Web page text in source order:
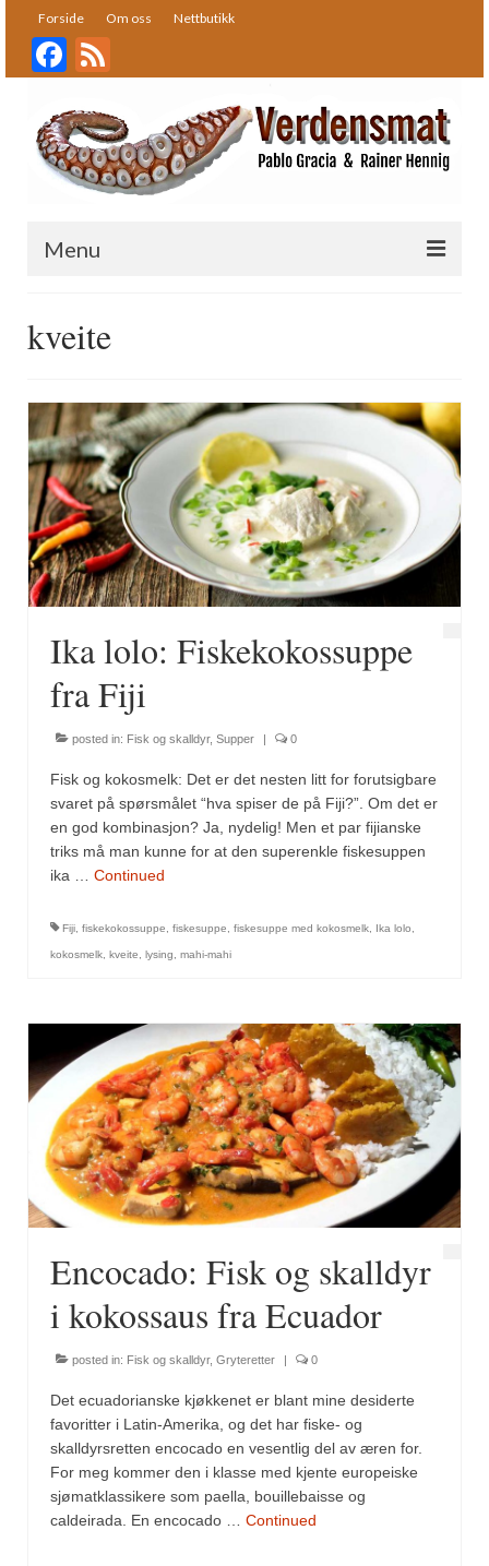
Forside Om oss Nettbutikk
Facebook
Menu
Oppskrifter
Desserter
Fisk og skalldyr
Fugl
Gryteretter
Snacks
Supper
Olivenolje, oppskrifter
Krydder, oppskrifter
Bouquet garni
Cajunkrydder, mildt
Cajunkrydder, sterkt
Estragon
Guindillas
Herbes de Provence
Merian
Mirepoix
Ñora
kveite
Ika lolo: Fiskekokossuppe
fra Fiji
posted in: Fisk og skalldyr, Supper | 0
Fisk og kokosmelk: Det er det nesten litt for forutsigbare
svaret på spørsmålet “hva spiser de på Fiji?”. Om det er
en god kombinasjon? Ja, nydelig! Men et par fijianske
triks må man kunne for at den superenkle fiskesuppen
ika … Continued
Fiji fiskekokossuppe fiskesuppe fiskesuppe med kokosmelk Ika lolo
kokosmelk kveite lysing mahi-mahi
Encocado: Fisk og skalldyr
i kokossaus fra Ecuador
posted in: Fisk og skalldyr, Gryteretter | 0
Det ecuadorianske kjøkkenet er blant mine desiderte
favoritter i Latin-Amerika, og det har fiske- og
skalldyrsretten encocado en vesentlig del av æren for.
For meg kommer den i klasse med kjente europeiske
sjømatklassikere som paella, bouillebaisse og
caldeirada. En encocado … Continued